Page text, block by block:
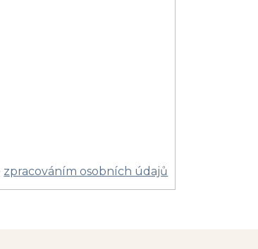
zpracováním osobních údajů